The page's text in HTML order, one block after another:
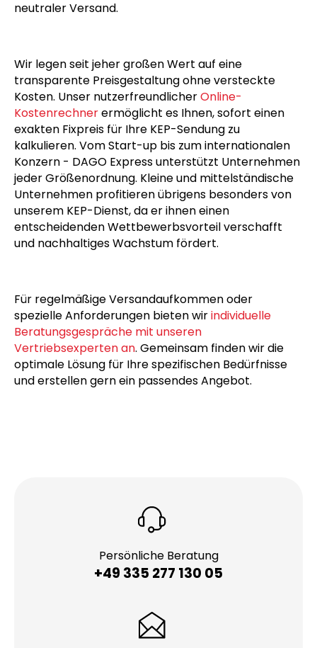
richten sich nach verschiedenen Faktoren. Zu
Sendung sowie eventuelle Zusatzleistungen wie ein
neutraler Versand.
Wir legen seit jeher großen Wert auf eine
transparente Preisgestaltung ohne versteckte
Kosten. Unser nutzerfreundlicherOnline-
Kostenrechnerermöglicht es Ihnen, sofort einen
exakten Fixpreis für Ihre KEP-Sendung zu
kalkulieren. Vom Start-up bis zum internationalen
Konzern - DAGO Express unterstützt Unternehmen
jeder Größenordnung. Kleine und mittelständische
entscheidenden Wettbewerbsvorteil verschafft
und nachhaltiges Wachstum fördert.
Für regelmäßige Versandaufkommen oder
spezielle Anforderungen bieten wirindividuelle
Persönliche Beratung
+49 335 277 130 05